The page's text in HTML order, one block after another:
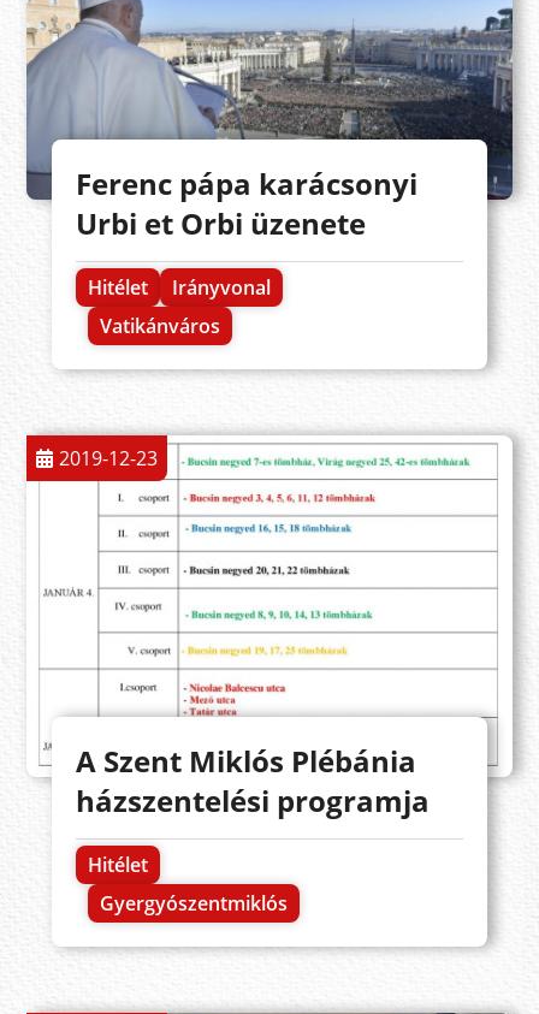
Ferenc pápa karácsonyi
Urbi et Orbi üzenete
Hitélet
Irányvonal
Vatikánváros
2019-12-23
A Szent Miklós Plébánia
házszentelési programja
Hitélet
Gyergyószentmiklós